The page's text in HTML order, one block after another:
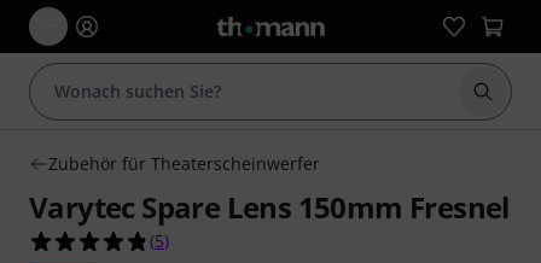
Suche
Zubehör für Theaterscheinwerfer
Varytec Spare Lens 150mm Fresnel
4.8 von 5 Sternen aus 5 Kundenbewertungen
(5)